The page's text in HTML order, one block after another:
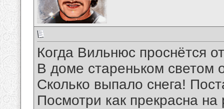
Когда Вильнюс проснётся
В доме стареньком светом
Сколько выпало снега!
Посмотри как прекрасна на